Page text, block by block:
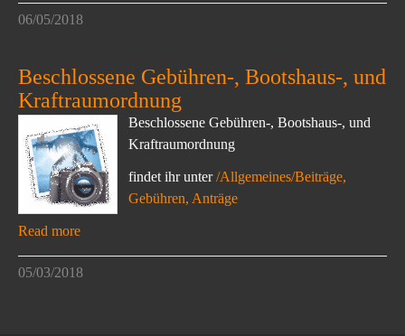
06/05/2018
Beschlossene Gebühren-, Bootshaus-, und
Kraftraumordnung
Beschlossene Gebühren-, Bootshaus-, und
Kraftraumordnung
findet ihr unter/Allgemeines/Beiträge,
Gebühren, Anträge
Read more
05/03/2018